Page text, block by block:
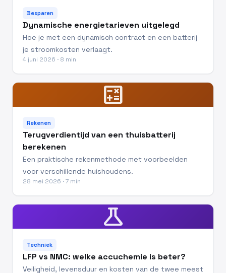
Besparen
Dynamische energietarieven uitgelegd
Hoe je met een dynamisch contract en een batterij
je stroomkosten verlaagt.
4 juni 2026 · 8 min
calculate
Rekenen
Terugverdientijd van een thuisbatterij
berekenen
Een praktische rekenmethode met voorbeelden
voor verschillende huishoudens.
28 mei 2026 · 7 min
science
Techniek
LFP vs NMC: welke accuchemie is beter?
Veiligheid, levensduur en kosten van de twee meest